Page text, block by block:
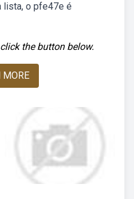
lista, o pfe47e é
the button below.
MORE